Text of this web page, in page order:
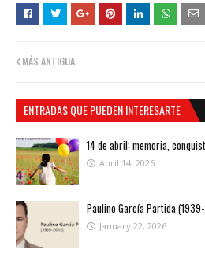
MÁS ANTIGUA
ENTRADAS QUE PUEDEN INTERESARTE
14 de abril: memoria,
April 14, 2026
Paulino García Partida
January 22, 2026